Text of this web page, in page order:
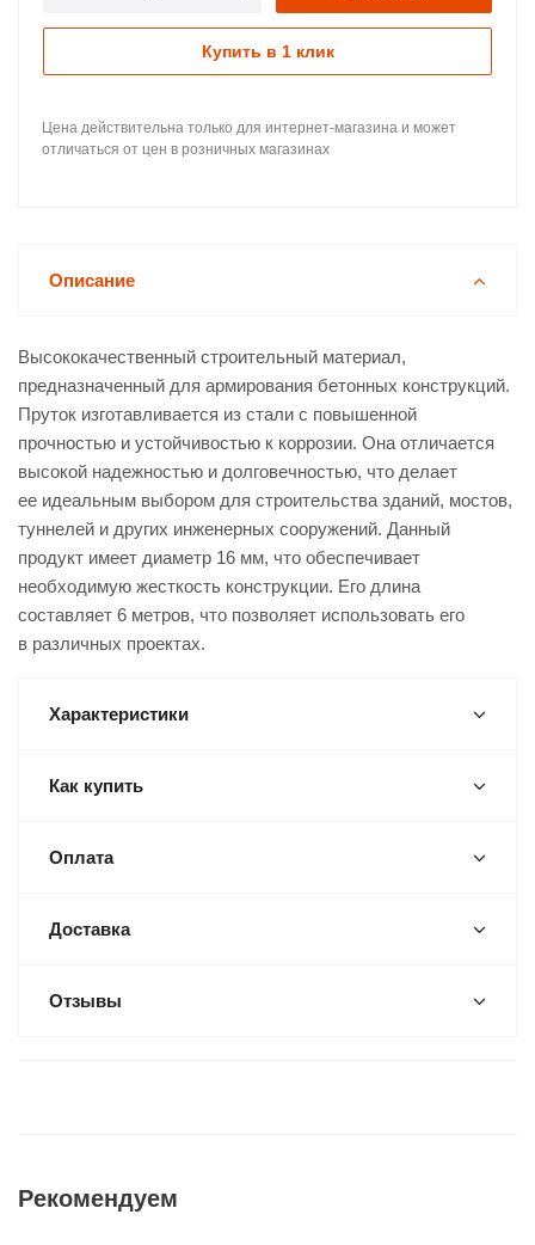
Купить в 1 клик
Цена действительна только для интернет-магазина и может
отличаться от цен в розничных магазинах
Описание
Высококачественный строительный материал,
предназначенный для армирования бетонных конструкций.
Пруток изготавливается из стали с повышенной
прочностью и устойчивостью к коррозии. Она отличается
высокой надежностью и долговечностью, что делает
ее идеальным выбором для строительства зданий, мостов,
туннелей и других инженерных сооружений. Данный
продукт имеет диаметр 16 мм, что обеспечивает
необходимую жесткость конструкции. Его длина
составляет 6 метров, что позволяет использовать его
в различных проектах.
Характеристики
Как купить
Оплата
Доставка
Отзывы
Рекомендуем